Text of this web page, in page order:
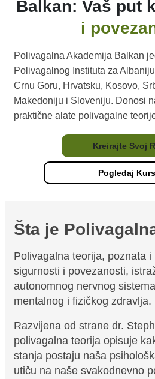
Balkan: Vaš put
i
Polivagalna Akademija Balkan
Polivagalnog Instituta za
Crnu Goru, Hrvatsku, Kosovo,
Makedoniju i Sloveniju. Donosi
praktične alate polivagalne
Kreirajte Svoj
Pogledaj
Šta je
Polivagalna teorija, poznata i
sigurnosti i povezanosti,
autonomnog nervnog
mentalnog i fizičkog zdravlja.
Razvijena od strane dr.
polivagalna teorija opisuje
stanja postaju naša
utiču na naše svakodnevno